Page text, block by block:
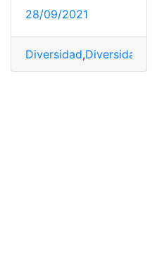
28/09/2021
Diversidad,Diversidad